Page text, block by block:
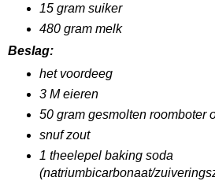
15 gram suiker
480 gram melk
Beslag:
het voordeeg
3 M eieren
50 gram gesmolten roomboter
snuf zout
1 theelepel baking soda
(natriumbicarbonaat/